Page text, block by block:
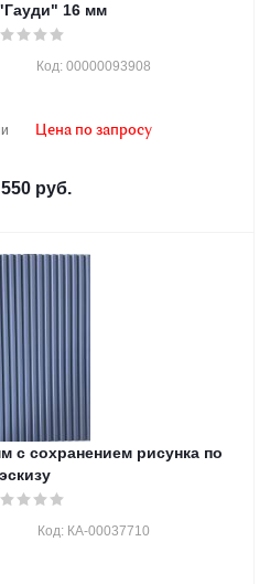
"Гауди" 16 мм
Код: 00000093908
Цена по запросу
руб.
эскизу
Код: КА-00037710